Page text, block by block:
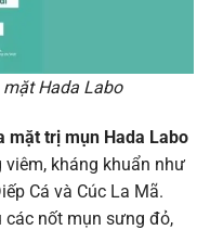
Hada Labo
mặt trị mụn Hada Labo
kháng khuẩn như
Cá và Cúc La Mã.
nốt mụn sưng đỏ,